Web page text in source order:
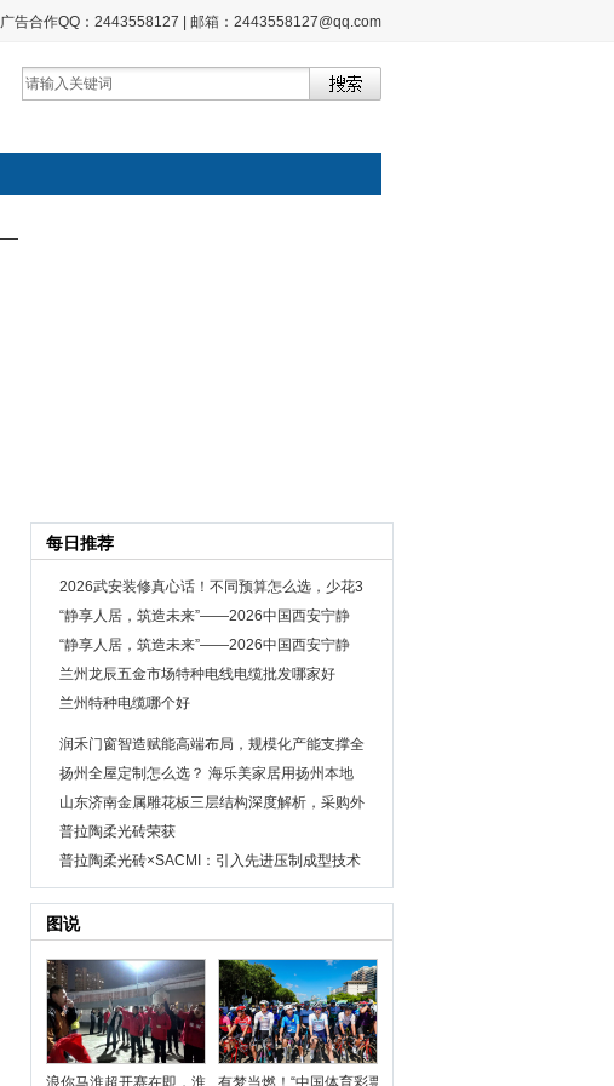
广告合作QQ：2443558127 | 邮箱：2443558127@qq.com
每日推荐
2026武安装修真心话！不同预算怎么选，少花3
“静享人居，筑造未来”——2026中国西安宁静
“静享人居，筑造未来”——2026中国西安宁静
兰州龙辰五金市场特种电线电缆批发哪家好
兰州特种电缆哪个好
润禾门窗智造赋能高端布局，规模化产能支撑全
扬州全屋定制怎么选？ 海乐美家居用扬州本地
山东济南金属雕花板三层结构深度解析，采购外
普拉陶柔光砖荣获
普拉陶柔光砖×SACMI：引入先进压制成型技术
图说
浪你马淮超开赛在即，淮安区队有梦当燃！“中国体育彩票杯”